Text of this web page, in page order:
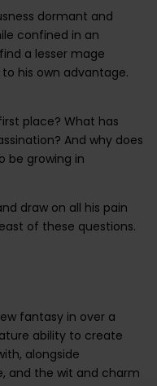
dormant and
confined in an
a lesser mage
his own advantage.
place? What has
And why does
be growing in
draw on all his pain
of these questions.
fantasy in over a
ability to create
alongside
and the wit and charm